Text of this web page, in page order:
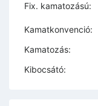
Fix. kamatozású:
Kamatkonvenció:
Kamatozás:
Kibocsátó: